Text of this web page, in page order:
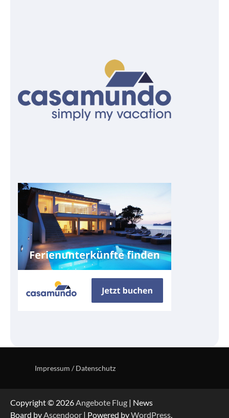
Impressum / Datenschutz
Copyright © 2026Angebote Flug | News
Board byAscendoor | Powered byWordPress.